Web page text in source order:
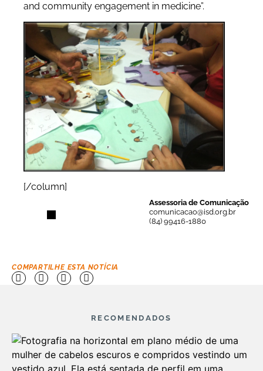
and community engagement in medicine”.
[/column]
Assessoria de Comunicação
comunicacao@isd.org.br
(84) 99416-1880
COMPARTILHE ESTA NOTÍCIA
RECOMENDADOS